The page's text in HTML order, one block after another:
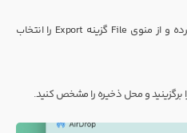
عکس‌های مورد نظر را انتخاب کرده و از منوی File گزینه Export را انتخاب